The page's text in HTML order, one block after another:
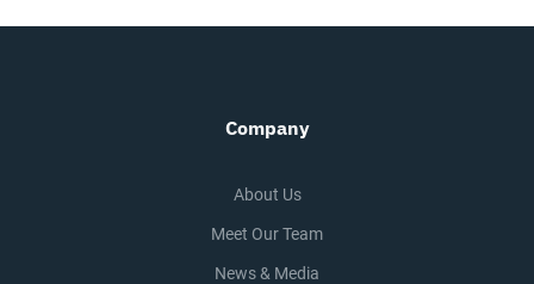
Company
About Us
Meet Our Team
News & Media